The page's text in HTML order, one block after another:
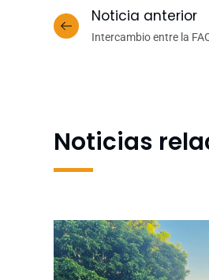
Noticia anterior
Intercambio entre la
Noticias